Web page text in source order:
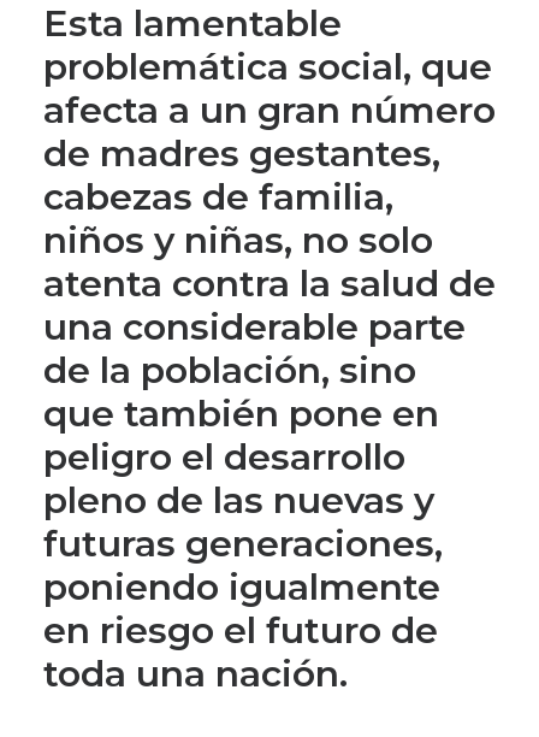
Esta lamentable
problemática social, que
afecta a un gran número
de madres gestantes,
cabezas de familia,
niños y niñas, no solo
atenta contra la salud de
una considerable parte
de la población, sino
que también pone en
peligro el desarrollo
pleno de las nuevas y
futuras generaciones,
poniendo igualmente
en riesgo el futuro de
toda una nación.